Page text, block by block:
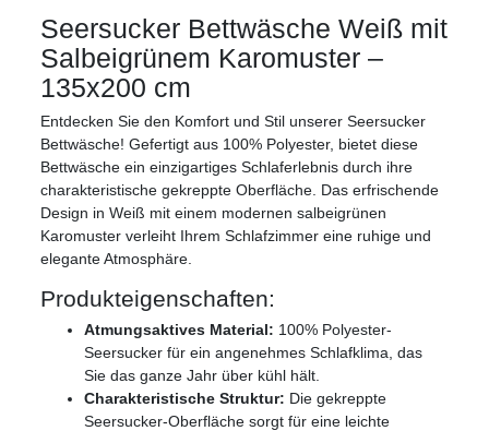
Seersucker Bettwäsche Weiß mit
Salbeigrünem Karomuster –
135x200 cm
Entdecken Sie den Komfort und Stil unserer Seersucker
Bettwäsche! Gefertigt aus 100% Polyester, bietet diese
Bettwäsche ein einzigartiges Schlaferlebnis durch ihre
charakteristische gekreppte Oberfläche. Das erfrischende
Design in Weiß mit einem modernen salbeigrünen
Karomuster verleiht Ihrem Schlafzimmer eine ruhige und
elegante Atmosphäre.
Produkteigenschaften:
Atmungsaktives Material: 100% Polyester-
Seersucker für ein angenehmes Schlafklima, das
Sie das ganze Jahr über kühl hält.
Charakteristische Struktur: Die gekreppte
Seersucker-Oberfläche sorgt für eine leichte